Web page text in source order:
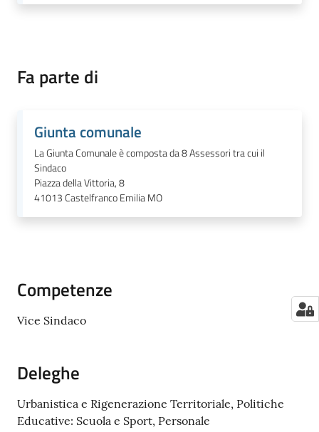
Fa parte di
Giunta comunale
La Giunta Comunale è composta da 8 Assessori tra cui il
Sindaco
Piazza della Vittoria, 8
41013Castelfranco Emilia MO
Competenze
Vice Sindaco
Deleghe
Urbanistica e Rigenerazione Territoriale, Politiche
Educative: Scuola e Sport, Personale